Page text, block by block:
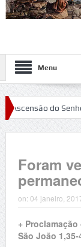
Menu
do Senhor
Foram
on: 04 janeiro,
+
São João 1,35-